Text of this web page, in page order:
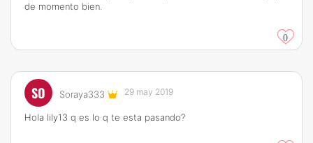
de momento bien.
0
SO Soraya333 29 may 2019
Hola lily13 q es lo q te esta pasando?